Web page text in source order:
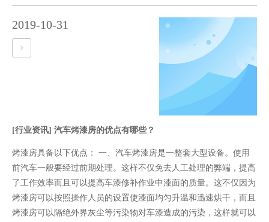
2019-10-31
[行业资讯] 汽车烤漆房的优点有哪些？
烤漆房具备以下优点： 一、汽车烤漆房是一整套大型设备。使用
前汽车一般要经过前期处理。这样不仅免去人工处理的弊端，提高
了工作效率而且可以提高车漆修补作业中漆面的质量。这不仅因为
烤漆房可以按照操作人员的设置使漆面均匀升温和迅速烘干，而且
烤漆房可以隔绝外界灰尘等污染物对车漆造成的污染，这样就可以